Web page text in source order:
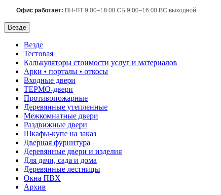
Офис работает: ПН-ПТ 9:00–18:00 СБ 9:00–16:00 ВС выходной
Везде
Везде
Тестовая
Калькуляторы стоимости услуг и материалов
Арки • порталы • откосы
Входные двери
ТЕРМО-двери
Противопожарные
Деревянные утепленные
Межкомнатные двери
Раздвижные двери
Шкафы-купе на заказ
Дверная фурнитура
Деревянные двери и изделия
Для дачи, сада и дома
Деревянные лестницы
Окна ПВХ
Архив